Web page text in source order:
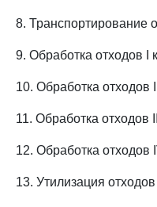
8. Транспортирование
9. Обработка отходов I
10. Обработка отходов
11. Обработка отходов
12. Обработка отходов
13. Утилизация